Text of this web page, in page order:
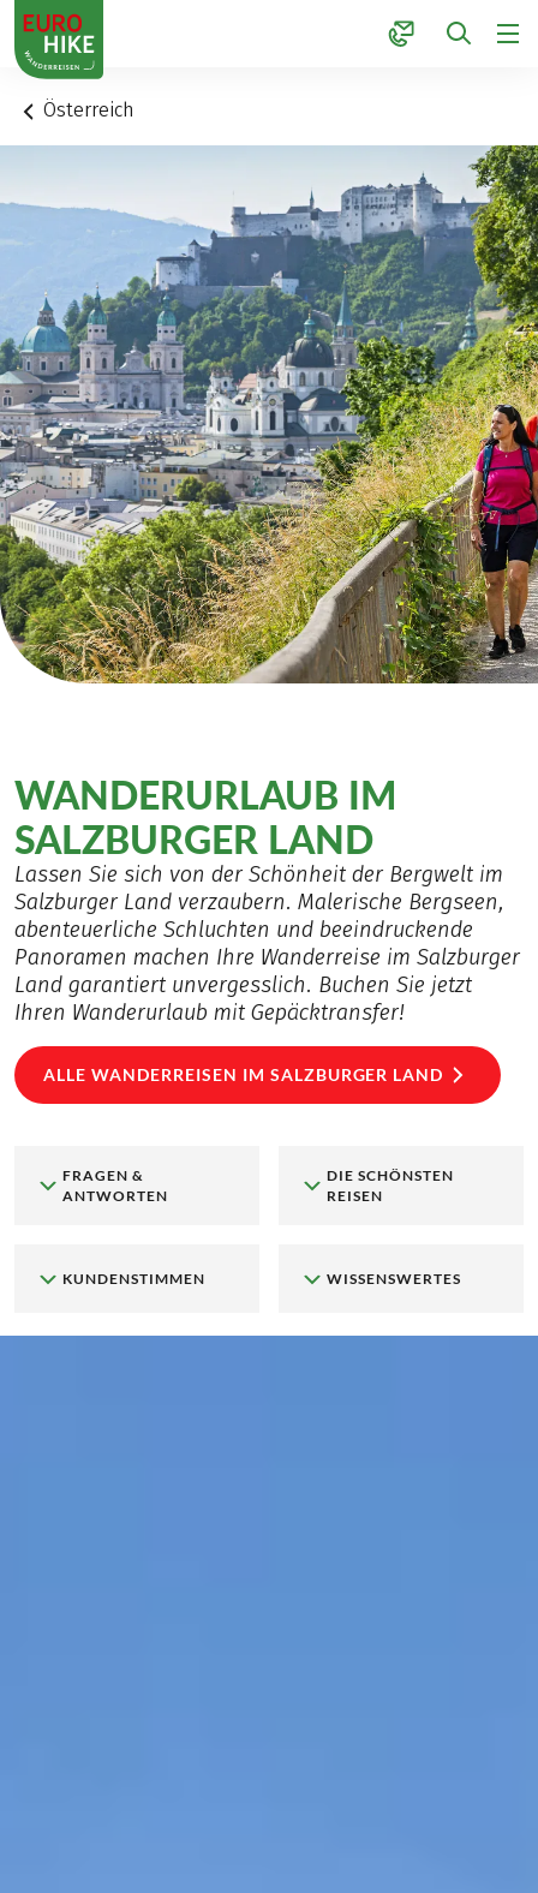
1
Österreich
WANDERURLAUB IM
SALZBURGER LAND
Lassen Sie sich von der Schönheit der Bergwelt im
Salzburger Land verzaubern. Malerische Bergseen,
abenteuerliche Schluchten und beeindruckende
Panoramen machen Ihre Wanderreise im Salzburger
Land garantiert unvergesslich. Buchen Sie jetzt
Ihren Wanderurlaub mit Gepäcktransfer!
ALLE WANDERREISEN IM SALZBURGER LAND
FRAGEN &
ANTWORTEN
DIE SCHÖNSTEN
REISEN
KUNDENSTIMMEN WISSENSWERTES